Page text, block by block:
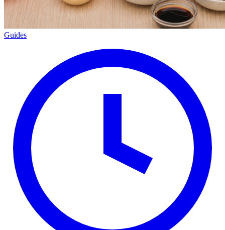
Guides